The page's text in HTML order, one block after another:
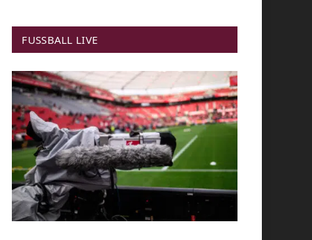
FUSSBALL LIVE